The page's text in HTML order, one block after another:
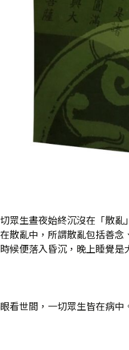
眾生晝夜始終沉沒在「散亂
散亂中，所謂散亂包括善
候便落入昏沉，晚上睡覺是
看世間，一切眾生皆在病